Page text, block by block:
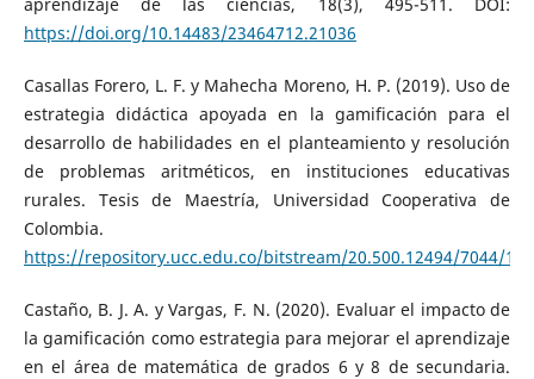
https://doi.org/10.14483/23464712.21036
Casallas Forero, L. F. y Mahecha Moreno, H. P. (2019). Uso de
estrategia didáctica apoyada en la gamificación para el
desarrollo de habilidades en el planteamiento y resolución
de problemas aritméticos, en instituciones educativas
rurales. Tesis de Maestría, Universidad Cooperativa de
Colombia.
https://repository.ucc.edu.co/bitstream/20.500.12494/7044/1/
Castaño, B. J. A. y Vargas, F. N. (2020). Evaluar el impacto de
la gamificación como estrategia para mejorar el aprendizaje
en el área de matemática de grados 6 y 8 de secundaria.